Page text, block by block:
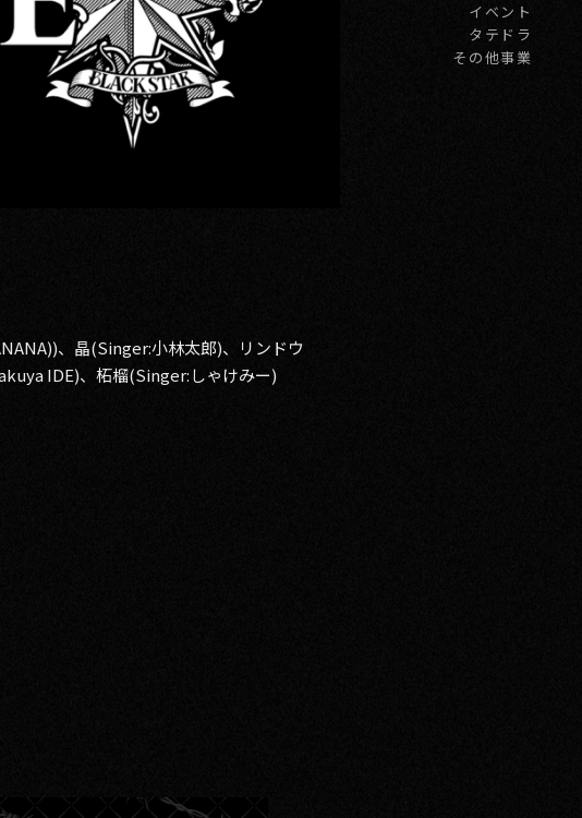
イベント
タテドラ
その他事業
、晶(Singer:小林太郎)、リンドウ
IDE)、柘榴(Singer:しゃけみー)